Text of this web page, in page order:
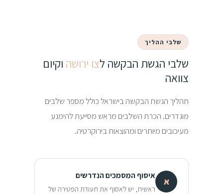
שלבי ההליך
שלבי הגשת הבקשה לצו ירושה וקיום
צוואה
תהליך הגשת הבקשה בישראל כולל מספר שלבים
מוגדרים. הכרת השלבים מראש מסייעת להימנע
מעיכובים מיותרים ומהוצאות בירוקרטיה.
א
איסוף המסמכים הנדרשים
ראשית, יש לאסוף את תעודת הפטירה של